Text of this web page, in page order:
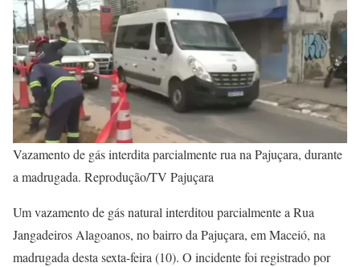
Vazamento de gás interdita parcialmente rua na Pajuçara, durante
a madrugada. Reprodução/TV Pajuçara
Um vazamento de gás natural interditou parcialmente a Rua
Jangadeiros Alagoanos, no bairro da Pajuçara, em Maceió, na
madrugada desta sexta-feira (10). O incidente foi registrado por